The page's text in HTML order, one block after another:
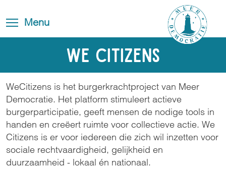
en Toggle
navigation
Contact
Menu
We Citizens
WeCitizens is het burgerkrachtproject van Meer
Democratie. Het platform stimuleert actieve
burgerparticipatie, geeft mensen de nodige tools in
handen en creëert ruimte voor collectieve actie. We
Citizens is er voor iedereen die zich wil inzetten voor
sociale rechtvaardigheid, gelijkheid en
duurzaamheid - lokaal én nationaal.